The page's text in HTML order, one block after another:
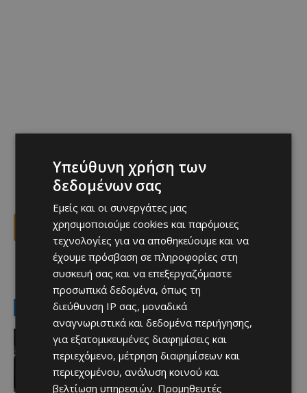
Facebook X Viber
Top ΑΕΚ ΑΕΚ ΛΑΡΝΑΚΑΣ ΧΟΡΧΕ ΜΙΡΑΜΟΝ
LATEST NEWS
Το “ασεβές” σορτσάκι του Φειδία
Afentiko - 09/08/2026
Υπεύθυνη χρήση των
δεδομένων σας
Εμείς και οι συνεργάτες μας
χρησιμοποιούμε cookies και παρόμοιες
τεχνολογίες για να αποθηκεύουμε και να
έχουμε πρόσβαση σε πληροφορίες στη
συσκευή σας και να επεξεργαζόμαστε
προσωπικά δεδομένα, όπως τη
διεύθυνση IP σας, μοναδικά
αναγνωριστικά και δεδομένα περιήγησης,
για εξατομικευμένες διαφημίσεις και
περιεχόμενο, μέτρηση διαφημίσεων και
περιεχομένου, ανάλυση κοινού και
βελτίωση υπηρεσιών. Προμηθευτές